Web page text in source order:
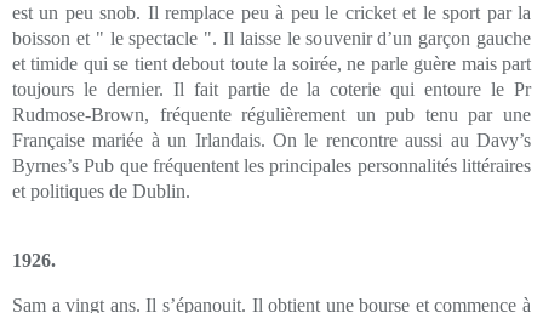
est un peu snob. Il remplace peu à peu le cricket et le sport par la
boisson et " le spectacle ". Il laisse le souvenir d’un garçon gauche
et timide qui se tient debout toute la soirée, ne parle guère mais part
toujours le dernier. Il fait partie de la coterie qui entoure le Pr
Rudmose-Brown, fréquente régulièrement un pub tenu par une
Française mariée à un Irlandais. On le rencontre aussi au Davy’s
Byrnes’s Pub que fréquentent les principales personnalités littéraires
et politiques de Dublin.
1926.
Sam a vingt ans. Il s’épanouit. Il obtient une bourse et commence à